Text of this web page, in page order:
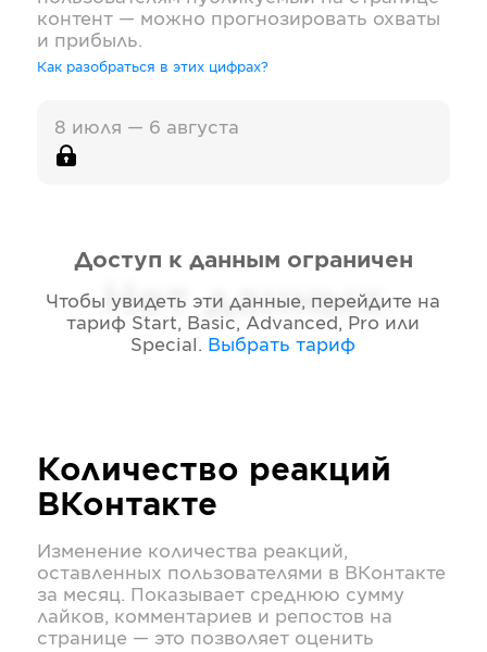
контент — можно прогнозировать охваты
и прибыль.
Как разобраться в этих цифрах?
8 июля — 6 августа
Нет данных
Доступ к данным ограничен
Чтобы увидеть эти данные, перейдите на
тариф Start, Basic, Advanced, Pro или
Special . Выбрать тариф
Количество реакций
ВКонтакте
Изменение количества реакций,
оставленных пользователями в ВКонтакте
за месяц. Показывает среднюю сумму
лайков, комментариев и репостов на
странице — это позволяет оценить